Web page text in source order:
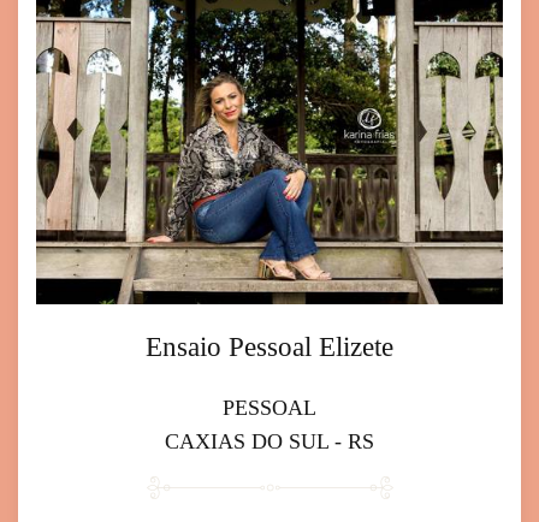
Ensaio Pessoal Elizete
PESSOAL
CAXIAS DO SUL - RS